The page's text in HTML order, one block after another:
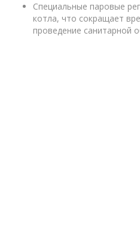
Специальные паровые
котла, что сокращает
проведение санитарной